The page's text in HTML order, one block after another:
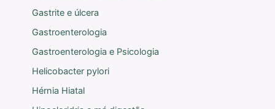
Gastrite e úlcera
Gastroenterologia
Gastroenterologia e Psicologia
Helicobacter pylori
Hérnia Hiatal